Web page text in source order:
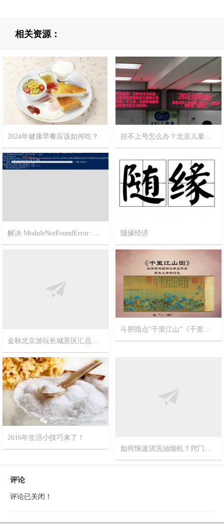
相关资源：
2024年健康早餐应该如何吃？
2024-2-12 11
挂不上号怎么办？北京儿童医院攻略
随缘经济
斗胆指点“千里江山”《千里江山图》北宋宫廷画师王希孟作品
2016年生活小技巧来了！
2015-8-5